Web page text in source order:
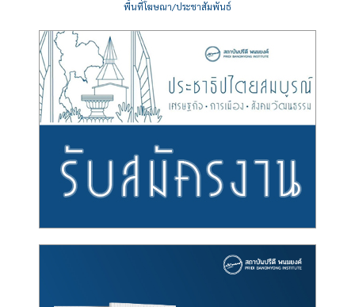
พื้นที่โฆษณา/ประชาสัมพันธ์